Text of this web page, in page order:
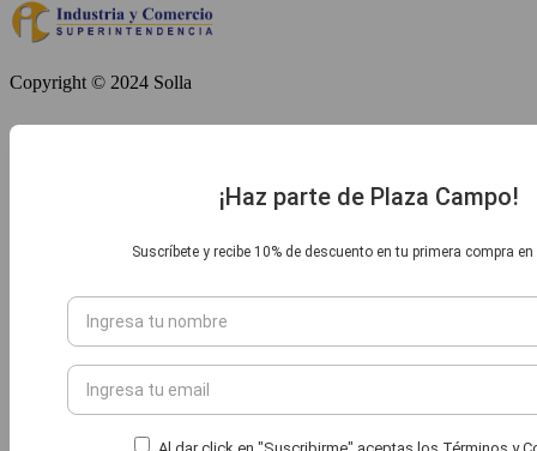
Copyright © 2024 Solla
¡Haz parte de Plaza Campo!
Suscríbete y recibe 10% de descuento en tu primera compra